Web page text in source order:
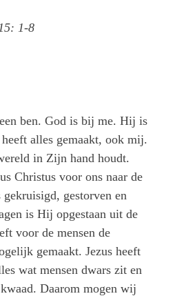
1-8
ben. God is bij me. Hij is
alles gemaakt, ook mij.
in Zijn hand houdt.
Christus voor ons naar de
gekruisigd, gestorven en
is Hij opgestaan uit de
voor de mensen de
gemaakt. Jezus heeft
wat mensen dwars zit en
Daarom mogen wij